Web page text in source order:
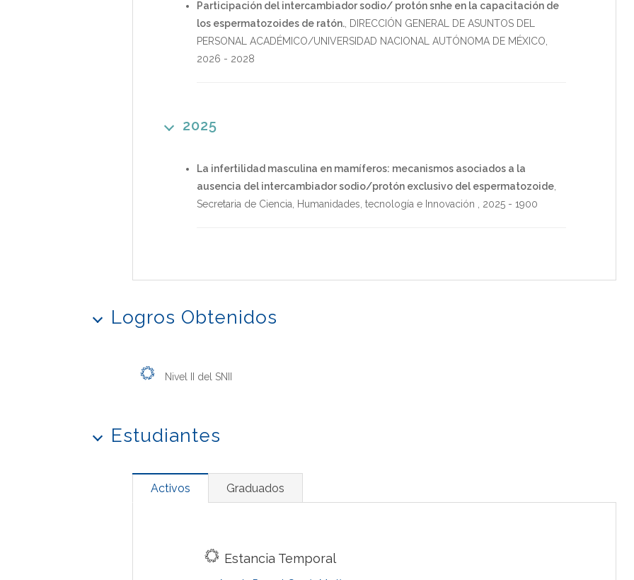
Participación del intercambiador sodio/ protón snhe en la capacitación de
los espermatozoides de ratón. DIRECCIÓN GENERAL DE ASUNTOS DEL
PERSONAL ACADÉMICO/UNIVERSIDAD NACIONAL AUTÓNOMA DE MÉXICO
2026 - 2028
2025
La infertilidad masculina en mamíferos: mecanismos asociados a la
ausencia del intercambiador sodio/protón exclusivo del espermatozoide
Secretaria de Ciencia, Humanidades, tecnología e Innovación
2025 - 1900
Logros Obtenidos
Nivel II del SNII
Estudiantes
Activos Graduados
Estancia Temporal